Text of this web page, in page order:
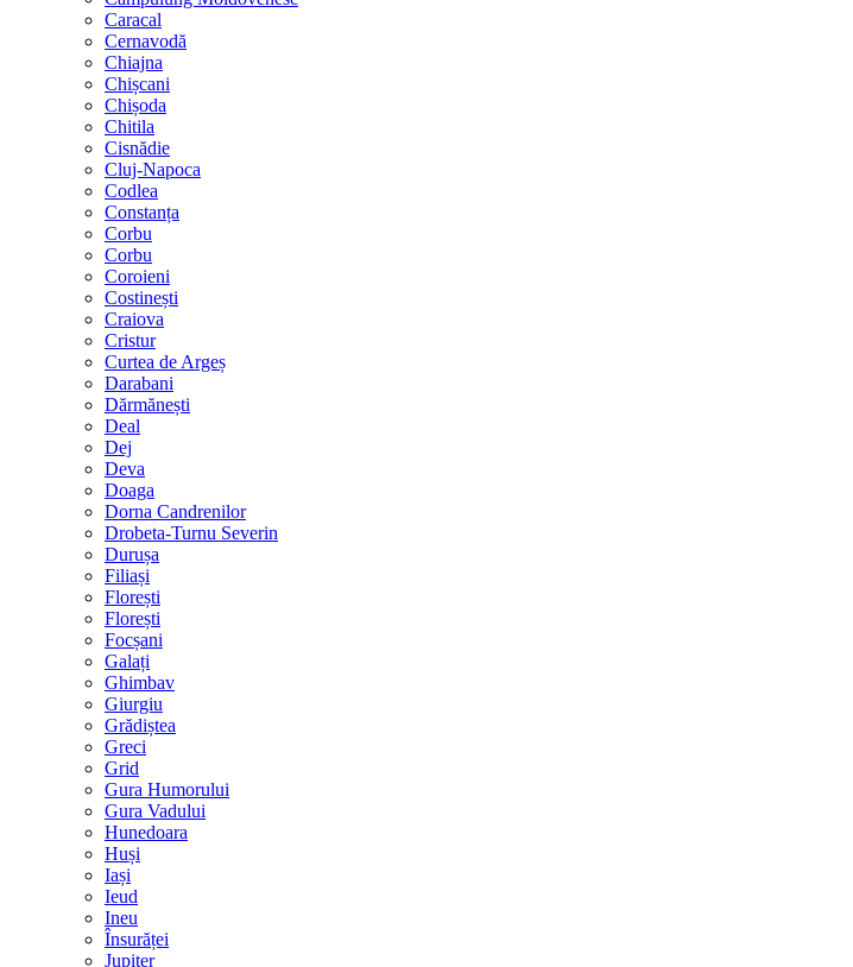
Caracal
Cernavodă
Chiajna
Chișcani
Chișoda
Chitila
Cisnădie
Cluj-Napoca
Codlea
Constanța
Corbu
Corbu
Coroieni
Costinești
Craiova
Cristur
Curtea de Argeș
Darabani
Dărmănești
Deal
Dej
Deva
Doaga
Dorna Candrenilor
Drobeta-Turnu Severin
Durușa
Filiași
Florești
Florești
Focșani
Galați
Ghimbav
Giurgiu
Grădiștea
Greci
Grid
Gura Humorului
Gura Vadului
Hunedoara
Huși
Iași
Ieud
Ineu
Însurăței
Jupiter